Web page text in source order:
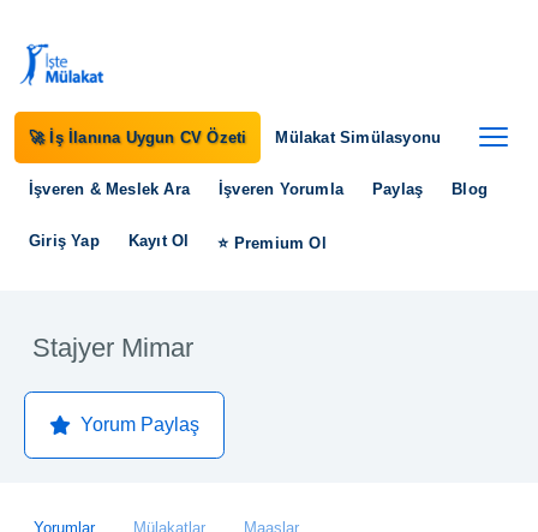
🚀 İş İlanına Uygun CV Özeti Mülakat Simülasyonu
İşveren & Meslek Ara İşveren Yorumla Paylaş Blog
Giriş Yap Kayıt Ol ⭐ Premium Ol
Stajyer Mimar
Yorum Paylaş
Yorumlar Mülakatlar Maaşlar